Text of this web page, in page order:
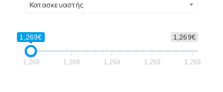
Κατασκευαστής
1,269€
1,269€
1,269 1,269 1,269 1,269 1,269